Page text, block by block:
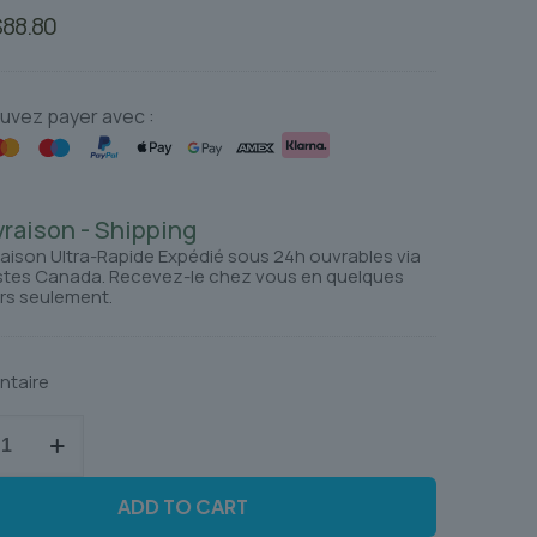
:
88.80Le
est :
$88.80.
payer avec :
- Shipping
Ultra-Rapide Expédié sous 24h ouvrables via
Canada. Recevez-le chez vous en quelques
seulement.
ADD TO CART